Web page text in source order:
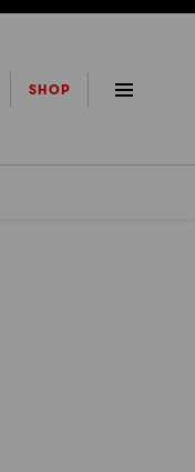
SHOP